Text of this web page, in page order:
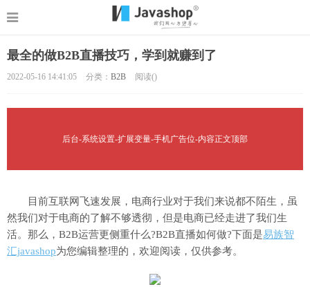
最全的做B2B直播技巧，学到就赚到了
2022-05-16 14:41:05 分类： B2B 阅读()
后台-系统设置-扩展变量-手机广告位-内容正文顶部
目前互联网飞速发展，电商行业对于我们来说都不陌生，虽
然我们对于电商的了解不够透彻，但是电商已经走进了我们生
活。那么，B2B运营更侧重什么?B2B直播如何做?下面是易族智
汇javashop为您编辑整理的，欢迎阅读，仅供参考。